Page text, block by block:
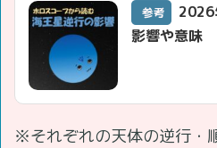
参考
2026
影響や意味
※それぞれの天体の逆行・